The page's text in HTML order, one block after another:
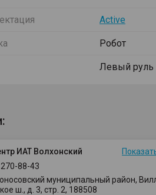
Active
Робот
Левый руль
ИАТ Волхонский
88-43
муниципальный район,
ш., д. 3, стр. 2, 188508